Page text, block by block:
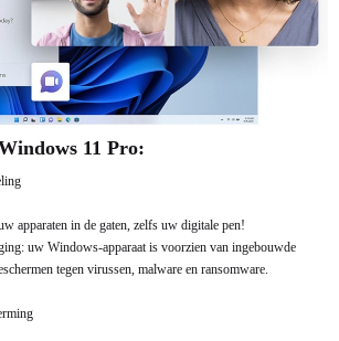
11 Pro:
apparaten in de gaten, zelfs uw digitale pen!
uw Windows-apparaat is voorzien van ingebouwde
tegen virussen, malware en ransomware.